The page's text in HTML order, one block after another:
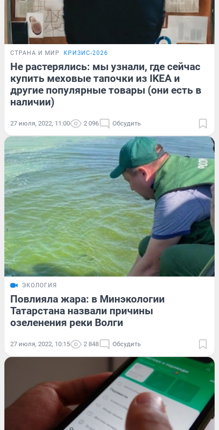
СТРАНА И МИР КРИЗИС-2026
Не растерялись: мы узнали, где сейчас
купить меховые тапочки из IKEA и
другие популярные товары (они есть в
наличии)
27 июля, 2022, 11:00 2 096 Обсудить
ЭКОЛОГИЯ
Повлияла жара: в Минэкологии
Татарстана назвали причины
озеленения реки Волги
27 июля, 2022, 10:15 2 848 Обсудить